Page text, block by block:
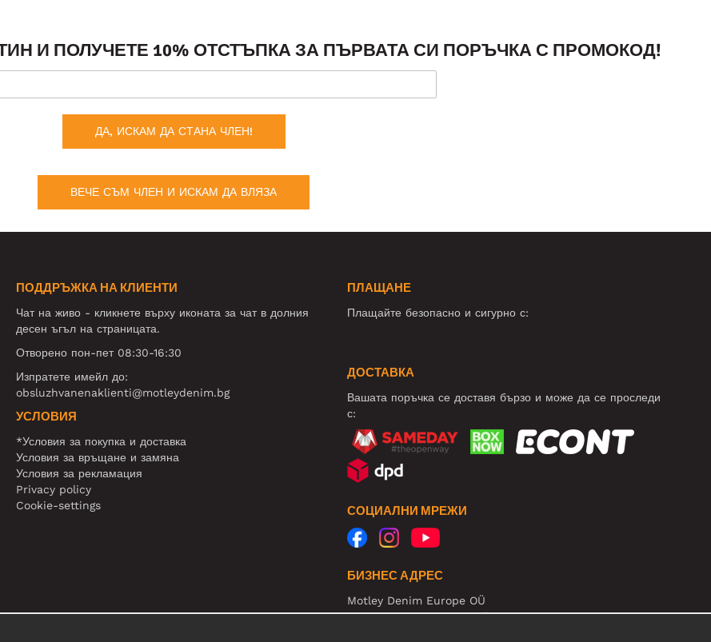
И ПОЛУЧЕТЕ 10% ОТСТЪПКА ЗА ПЪРВАТА СИ ПОРЪЧКА С ПРОМОКОД!
ДА, ИСКАМ ДА СТАНА ЧЛЕН!
ВЕЧЕ СЪМ ЧЛЕН И ИСКАМ ДА ВЛЯЗА
ПОДДРЪЖКА НА КЛИЕНТИ
Чат на живо - кликнете върху иконата за чат в долния
десен ъгъл на страницата.
Отворено пон-пет 08:30-16:30
Изпратете имейл до:
obsluzhvanenaklienti@motleydenim.bg
УСЛОВИЯ
*Условия за покупка и доставка
Условия за връщане и замяна
Условия за рекламация
Privacy policy
Cookie-settings
ПЛАЩАНЕ
Плащайте безопасно и сигурно с:
ДОСТАВКА
Вашата поръчка се доставя бързо и може да се проследи
с:
СОЦИАЛНИ МРЕЖИ
БИЗНЕС АДРЕС
Motley Denim Europe OÜ
Narva mnt 5, EE-10117 Tallinn